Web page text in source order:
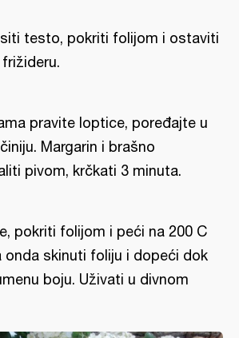
testo, pokriti folijom i ostaviti
pravite loptice, poređajte u
Margarin i brašno
pivom, krčkati 3 minuta.
pokriti folijom i peći na 200 C
onda skinuti foliju i dopeći dok
boju. Uživati u divnom